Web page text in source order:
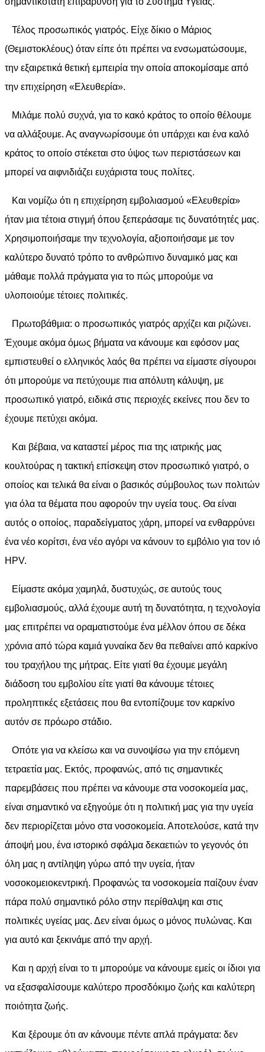
Τέλος προσωπικός γιατρός. Είχε δίκιο ο Μάριος
(Θεμιστοκλέους) όταν είπε ότι πρέπει να ενσωματώσουμε,
την εξαιρετικά θετική εμπειρία την οποία αποκομίσαμε από
την επιχείρηση «Ελευθερία».
Μιλάμε πολύ συχνά, για το κακό κράτος το οποίο θέλουμε
να αλλάξουμε. Ας αναγνωρίσουμε ότι υπάρχει και ένα καλό
κράτος το οποίο στέκεται στο ύψος των περιστάσεων και
μπορεί να αιφνιδιάζει ευχάριστα τους πολίτες.
Και νομίζω ότι η επιχείρηση εμβολιασμού «Ελευθερία»
ήταν μια τέτοια στιγμή όπου ξεπεράσαμε τις δυνατότητές μας.
Χρησιμοποιήσαμε την τεχνολογία, αξιοποιήσαμε με τον
καλύτερο δυνατό τρόπο το ανθρώπινο δυναμικό μας και
μάθαμε πολλά πράγματα για το πώς μπορούμε να
υλοποιούμε τέτοιες πολιτικές.
Πρωτοβάθμια: ο προσωπικός γιατρός αρχίζει και ριζώνει.
Έχουμε ακόμα όμως βήματα να κάνουμε και εφόσον μας
εμπιστευθεί ο ελληνικός λαός θα πρέπει να είμαστε σίγουροι
ότι μπορούμε να πετύχουμε πια απόλυτη κάλυψη, με
προσωπικό γιατρό, ειδικά στις περιοχές εκείνες που δεν το
έχουμε πετύχει ακόμα.
Και βέβαια, να καταστεί μέρος πια της ιατρικής μας
κουλτούρας η τακτική επίσκεψη στον προσωπικό γιατρό, ο
οποίος και τελικά θα είναι ο βασικός σύμβουλος των πολιτών
για όλα τα θέματα που αφορούν την υγεία τους. Θα είναι
αυτός ο οποίος, παραδείγματος χάρη, μπορεί να ενθαρρύνει
ένα νέο κορίτσι, ένα νέο αγόρι να κάνουν το εμβόλιο για τον ιό
HPV.
Είμαστε ακόμα χαμηλά, δυστυχώς, σε αυτούς τους
εμβολιασμούς, αλλά έχουμε αυτή τη δυνατότητα, η τεχνολογία
μας επιτρέπει να οραματιστούμε ένα μέλλον όπου σε δέκα
χρόνια από τώρα καμιά γυναίκα δεν θα πεθαίνει από καρκίνο
του τραχήλου της μήτρας. Είτε γιατί θα έχουμε μεγάλη
διάδοση του εμβολίου είτε γιατί θα κάνουμε τέτοιες
προληπτικές εξετάσεις που θα εντοπίζουμε τον καρκίνο
αυτόν σε πρόωρο στάδιο.
Οπότε για να κλείσω και να συνοψίσω για την επόμενη
τετραετία μας. Εκτός, προφανώς, από τις σημαντικές
παρεμβάσεις που πρέπει να κάνουμε στα νοσοκομεία μας,
είναι σημαντικό να εξηγούμε ότι η πολιτική μας για την υγεία
δεν περιορίζεται μόνο στα νοσοκομεία. Αποτελούσε, κατά την
άποψή μου, ένα ιστορικό σφάλμα δεκαετιών το γεγονός ότι
όλη μας η αντίληψη γύρω από την υγεία, ήταν
νοσοκομειοκεντρική. Προφανώς τα νοσοκομεία παίζουν έναν
πάρα πολύ σημαντικό ρόλο στην περίθαλψη και στις
πολιτικές υγείας μας. Δεν είναι όμως ο μόνος πυλώνας. Και
για αυτό και ξεκινάμε από την αρχή.
Και η αρχή είναι το τι μπορούμε να κάνουμε εμείς οι ίδιοι για
να εξασφαλίσουμε καλύτερο προσδόκιμο ζωής και καλύτερη
ποιότητα ζωής.
Και ξέρουμε ότι αν κάνουμε πέντε απλά πράγματα: δεν